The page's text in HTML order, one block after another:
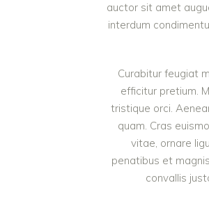
auctor sit amet
interdum
Curabitur feugiat
efficitur pretium.
tristique orci.
quam. Cras
vitae, ornare
penatibus et
convallis